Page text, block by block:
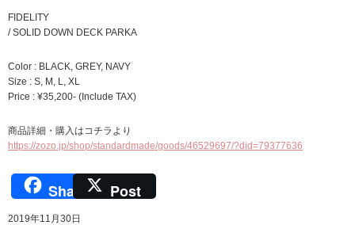
FIDELITY
/ SOLID DOWN DECK PARKA
Color : BLACK, GREY, NAVY
Size : S, M, L, XL
Price : ¥35,200- (Include TAX)
商品詳細・購入はコチラより
https://zozo.jp/shop/standardmade/goods/46529697/?did=79377636
Share Post
2019年11月30日